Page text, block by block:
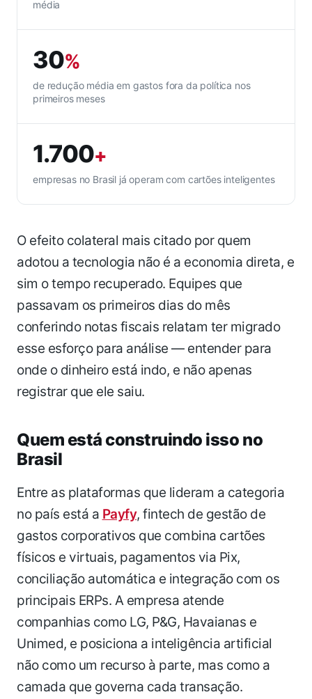
média
30%
de redução média em gastos fora da política nos
primeiros meses
1.700+
empresas no Brasil já operam com cartões inteligentes
O efeito colateral mais citado por quem
adotou a tecnologia não é a economia direta, e
sim o tempo recuperado. Equipes que
passavam os primeiros dias do mês
conferindo notas fiscais relatam ter migrado
esse esforço para análise — entender para
onde o dinheiro está indo, e não apenas
registrar que ele saiu.
Quem está construindo isso no
Brasil
Entre as plataformas que lideram a categoria
no país está a Payfy, fintech de gestão de
gastos corporativos que combina cartões
físicos e virtuais, pagamentos via Pix,
conciliação automática e integração com os
principais ERPs. A empresa atende
companhias como LG, P&G, Havaianas e
Unimed, e posiciona a inteligência artificial
não como um recurso à parte, mas como a
camada que governa cada transação.